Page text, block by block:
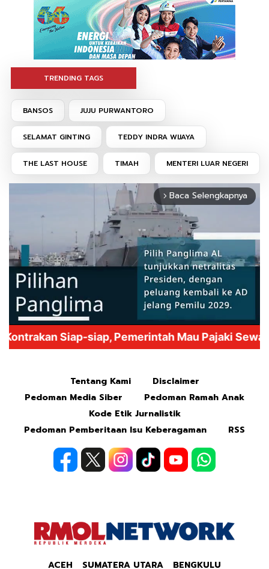
TRENDING TAGS
BANSOS JUJU PURWANTORO
SELAMAT GINTING TEDDY INDRA WIJAYA
THE LAST HOUSE TIMAH MENTERI LUAR NEGERI
arrow_forward_ios Baca Selengkapnya
Tentang Kami
Disclaimer
Pedoman Media Siber
Pedoman Ramah Anak
Kode Etik Jurnalistik
Pedoman Pemberitaan Isu Keberagaman
RSS
ACEH SUMATERA UTARA BENGKULU